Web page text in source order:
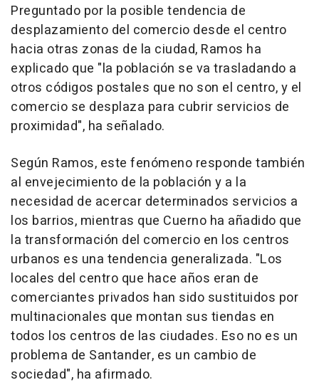
Preguntado por la posible tendencia de
desplazamiento del comercio desde el centro
hacia otras zonas de la ciudad, Ramos ha
explicado que "la población se va trasladando a
otros códigos postales que no son el centro, y el
comercio se desplaza para cubrir servicios de
proximidad", ha señalado.
Según Ramos, este fenómeno responde también
al envejecimiento de la población y a la
necesidad de acercar determinados servicios a
los barrios, mientras que Cuerno ha añadido que
la transformación del comercio en los centros
urbanos es una tendencia generalizada. "Los
locales del centro que hace años eran de
comerciantes privados han sido sustituidos por
multinacionales que montan sus tiendas en
todos los centros de las ciudades. Eso no es un
problema de Santander, es un cambio de
sociedad", ha afirmado.